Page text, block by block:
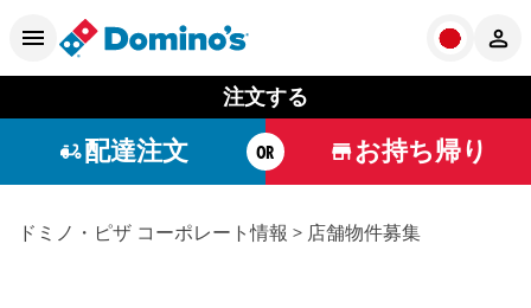
注文する
配達注文 OR お持ち帰り
ドミノ・ピザ コーポレート情報 > 店舗物件募集​